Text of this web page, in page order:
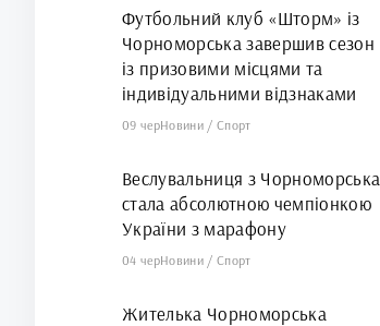
Футбольний клуб «Шторм» із
Чорноморська завершив сезон
із призовими місцями та
індивідуальними відзнаками
09 черНовини /Спорт
Веслувальниця з Чорноморська
стала абсолютною чемпіонкою
України з марафону
04 черНовини /Спорт
Жителька Чорноморська